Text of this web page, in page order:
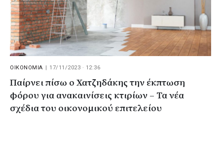
ΟΙΚΟΝΟΜΙΑ 17/11/2023 · 12:36
Παίρνει πίσω ο Χατζηδάκης την έκπτωση
φόρου για ανακαινίσεις κτιρίων – Τα νέα
σχέδια του οικονομικού επιτελείου